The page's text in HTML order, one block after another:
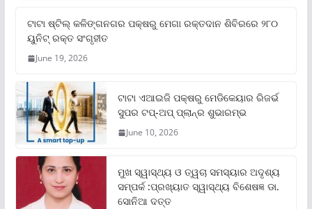
ଟାଟା ଷ୍ଟିଲ୍‌ କଳିଙ୍ଗନଗର ପକ୍ଷରୁ ମେଗା ରକ୍ତଦାନ ଶିବିରରେ ୨୮୦
ୟୁନିଟ୍‌ ରକ୍ତ ସଂଗୃହୀତ
June 19, 2026
ଟାଟା ଏଆଇଜି ପକ୍ଷରୁ ମେଡିକେୟାର ରିଜର୍ଭ
ସୁପର ଟପ୍‌-ଅପ୍ ପ୍ଲାନ୍‌ର ଶୁଭାରମ୍ଭ
June 10, 2026
ମୁଖ ସ୍ୱାସ୍ଥ୍ୟ ଓ ତ୍ୱଚା ସମସ୍ୟାର ଅଦୃଶ୍ୟ
ସମ୍ପର୍କ :ପ୍ରଖ୍ୟାତ ସ୍ୱାସ୍ଥ୍ୟ ବିଶେଷଜ୍ଞ ଡା.
ସୋନିଆ ଦତ୍ତ